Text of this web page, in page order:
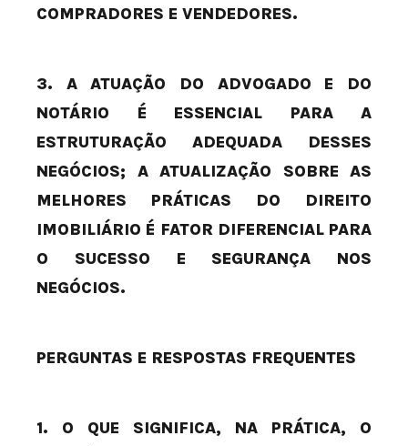
COMPRADORES E VENDEDORES.
3. A ATUAÇÃO DO ADVOGADO E DO
NOTÁRIO É ESSENCIAL PARA A
ESTRUTURAÇÃO ADEQUADA DESSES
NEGÓCIOS; A ATUALIZAÇÃO SOBRE AS
MELHORES PRÁTICAS DO DIREITO
IMOBILIÁRIO É FATOR DIFERENCIAL PARA
O SUCESSO E SEGURANÇA NOS
NEGÓCIOS.
PERGUNTAS E RESPOSTAS FREQUENTES
1. O QUE SIGNIFICA, NA PRÁTICA, O